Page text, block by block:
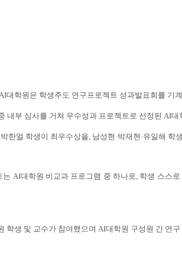
대학원은 학생주도 연구프로젝트 성과발표회를 기
내부 심사를 거쳐 우수성과 프로젝트로 선정된 AI대
한얼 학생이 최우수상을, 남성현 ·박재현 ·유일해 학
는 AI대학원 비교과 프로그램 중 하나로, 학생 스스
학생 및 교수가 참여했으며 AI대학원 구성원 간 연